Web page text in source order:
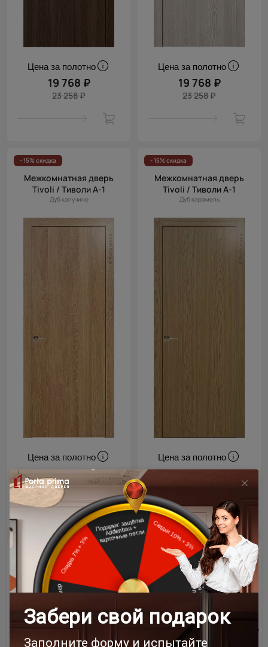
Цена за полотно
19 768 ₽
23 258 ₽
Цена за полотно
19 768 ₽
23 258 ₽
- 15% скидка
Межкомнатная дверь
Tivoli / Тиволи А-1
Дуб капучино
Цена за полотно
19 768 ₽
23 258 ₽
- 15% скидка
Межкомнатная дверь
Tivoli / Тиволи А-1
Дуб карамель
Цена за полотно
19 768 ₽
23 258 ₽
- 15% скидка
Межкомнатная дверь
Tivoli / Тиволи А-1
Венге Нуар
- 15% скидка
Межкомнатная дверь
Tivoli / Тиволи А-1
Рустик